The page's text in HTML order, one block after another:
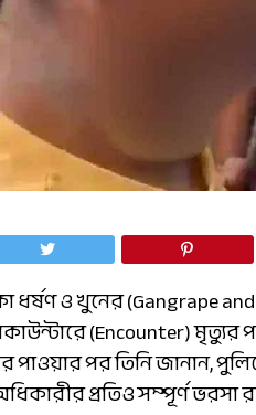
ধর্ষণ ও খুনের (Gangrape
(Encounter) মৃত্যুর পর
পর তিনি জানান,
প্রতিও সম্পূর্ণ ভরসা